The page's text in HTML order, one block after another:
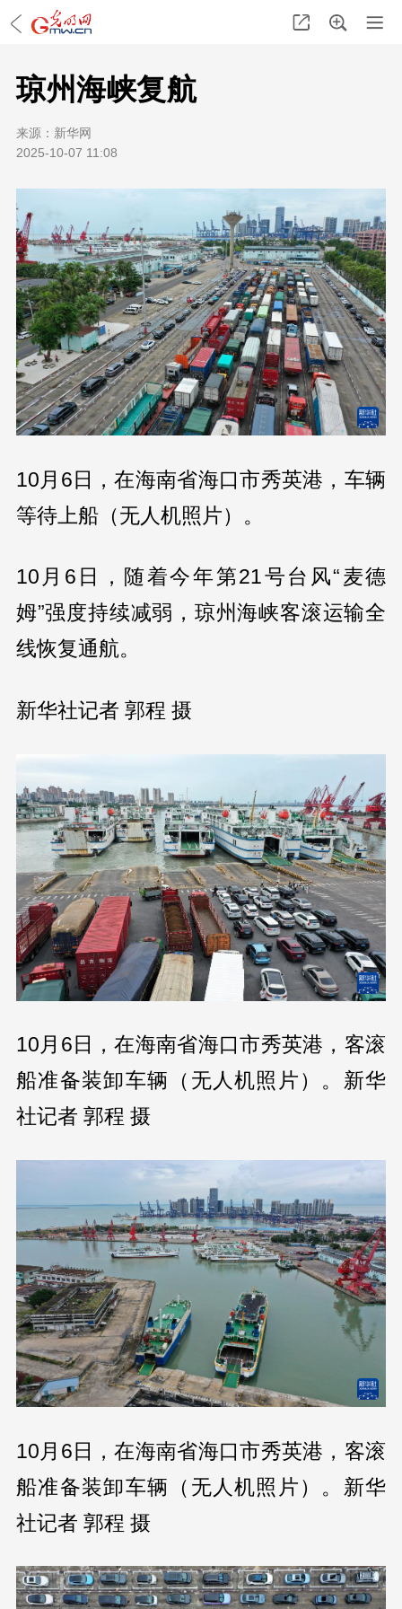
琼州海峡复航
来源： 新华网
2025-10-07 11:08
10月6日，在海南省海口市秀英港，车辆
等待上船（无人机照片）。
10月6日，随着今年第21号台风“麦德
姆”强度持续减弱，琼州海峡客滚运输全
线恢复通航。
新华社记者 郭程 摄
10月6日，在海南省海口市秀英港，客滚
船准备装卸车辆（无人机照片）。新华
社记者 郭程 摄
10月6日，在海南省海口市秀英港，客滚
船准备装卸车辆（无人机照片）。新华
社记者 郭程 摄